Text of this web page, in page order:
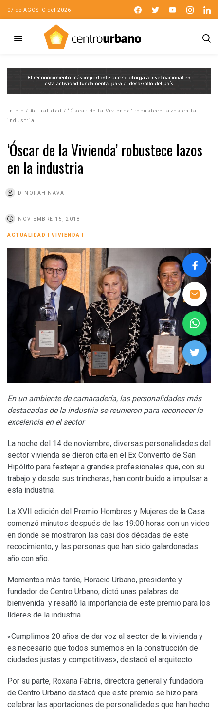
07 de AGOSTO del 2026
Inicio / Actualidad / ‘Óscar de la Vivienda’ robustece lazos en la
industria
‘Óscar de la Vivienda’ robustece lazos
en la industria
DINORAH NAVA
NOVIEMBRE 15, 2018
ACTUALIDAD VIVIENDA
En un ambiente de camaradería, las personalidades más
destacadas de la industria se reunieron para reconocer la
excelencia en el sector
La noche del 14 de noviembre, diversas personalidades del
sector vivienda se dieron cita en el Ex Convento de San
Hipólito para festejar a grandes profesionales que, con su
trabajo y desde sus trincheras, han contribuido a impulsar a
esta industria.
La XVII edición del Premio Hombres y Mujeres de la Casa
comenzó minutos después de las 19:00 horas con un video
en donde se mostraron las casi dos décadas de este
recocimiento, y las personas que han sido galardonadas
año con año.
Momentos más tarde, Horacio Urbano, presidente y
fundador de Centro Urbano, dictó unas palabras de
bienvenida y resaltó la importancia de este premio para los
líderes de la industria.
«Cumplimos 20 años de dar voz al sector de la vivienda y
es necesario que todos sumemos en la construcción de
ciudades justas y competitivas», destacó el arquitecto.
Por su parte, Roxana Fabris, directora general y fundadora
de Centro Urbano destacó que este premio se hizo para
celebrar las aportaciones de personalidades que han hecho